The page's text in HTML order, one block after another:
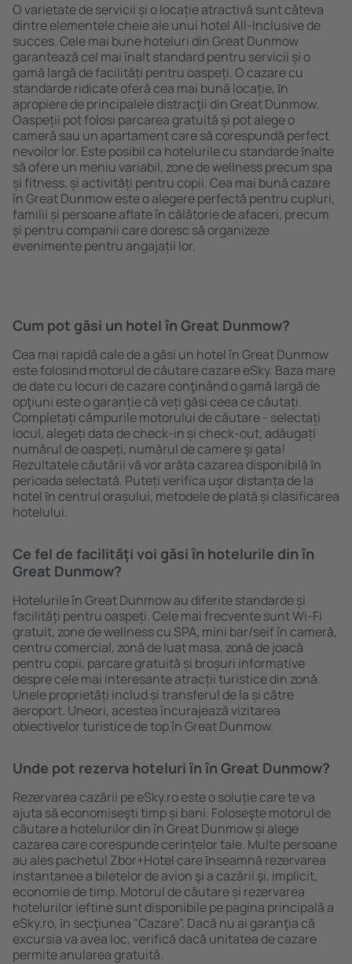
O varietate de servicii și o locație atractivă sunt câteva
dintre elementele cheie ale unui hotel All-Inclusive de
succes. Cele mai bune hoteluri din Great Dunmow
garantează cel mai înalt standard pentru servicii și o
gamă largă de facilități pentru oaspeți. O cazare cu
standarde ridicate oferă cea mai bună locație, ȋn
apropiere de principalele distracţii din Great Dunmow.
Oaspeții pot folosi parcarea gratuită și pot alege o
cameră sau un apartament care să corespundă perfect
nevoilor lor. Este posibil ca hotelurile cu standarde ȋnalte
să ofere un meniu variabil, zone de wellness precum spa
și fitness, și activități pentru copii. Cea mai bună cazare
în Great Dunmow este o alegere perfectă pentru cupluri,
familii și persoane aflate în călătorie de afaceri, precum
și pentru companii care doresc să organizeze
evenimente pentru angajații lor.
Cum pot găsi un hotel în Great Dunmow?
Cea mai rapidă cale de a găsi un hotel în Great Dunmow
este folosind motorul de căutare cazare eSky. Baza mare
de date cu locuri de cazare conţinând o gamă largă de
opţiuni este o garanție că veți găsi ceea ce căutați.
Completați câmpurile motorului de căutare - selectați
locul, alegeți data de check-in și check-out, adăugați
numărul de oaspeți, numărul de camere şi gata!
Rezultatele căutării vă vor arăta cazarea disponibilă ȋn
perioada selectată. Puteți verifica uşor distanța de la
hotel ȋn centrul orașului, metodele de plată și clasificarea
hotelului.
Ce fel de facilităţi voi găsi ȋn hotelurile din în
Great Dunmow?
Hotelurile în Great Dunmow au diferite standarde și
facilități pentru oaspeți. Cele mai frecvente sunt Wi-Fi
gratuit, zone de wellness cu SPA, mini bar/seif în cameră,
centru comercial, zonă de luat masa, zonă de joacă
pentru copii, parcare gratuită și broșuri informative
despre cele mai interesante atracții turistice din zonă.
Unele proprietăți includ și transferul de la și către
aeroport. Uneori, acestea încurajează vizitarea
obiectivelor turistice de top în Great Dunmow.
Unde pot rezerva hoteluri ȋn în Great Dunmow?
Rezervarea cazării pe eSky.ro este o soluție care te va
ajuta să economiseşti timp și bani. Foloseşte motorul de
căutare a hotelurilor din în Great Dunmow și alege
cazarea care corespunde cerințelor tale. Multe persoane
au ales pachetul Zbor+Hotel care ȋnseamnă rezervarea
instantanee a biletelor de avion şi a cazării şi, implicit,
economie de timp. Motorul de căutare și rezervarea
hotelurilor ieftine sunt disponibile pe pagina principală a
eSky.ro, ȋn secţiunea "Cazare". Dacă nu ai garanţia că
excursia va avea loc, verifică dacă unitatea de cazare
permite anularea gratuită.